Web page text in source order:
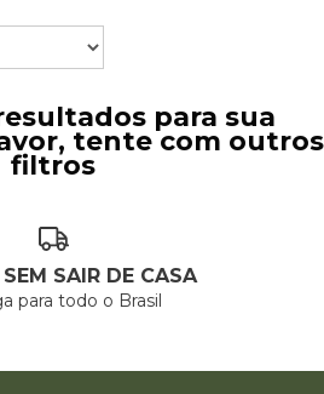
para sua
tente com outros
filtros
SAIR DE CASA
para todo o Brasil